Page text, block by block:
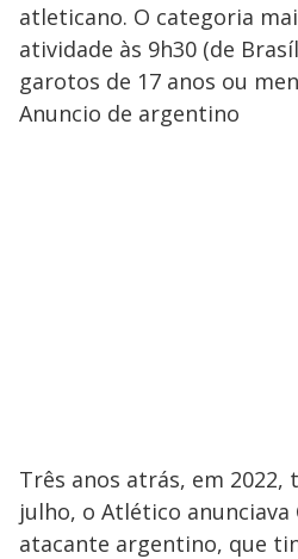
atleticano. O categoria
atividade às 9h30 (de
garotos de 17 anos ou
Anuncio de argentino
Três anos atrás, em 2022,
julho, o Atlético anunciava
atacante argentino, que